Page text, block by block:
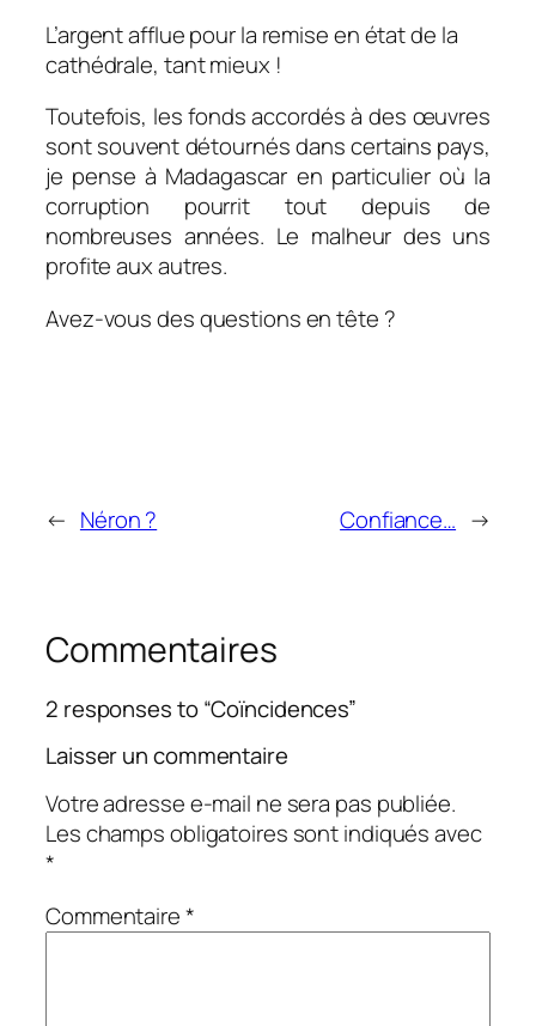
L’argent afflue pour la remise en état de la
cathédrale, tant mieux !
Toutefois, les fonds accordés à des œuvres
sont souvent détournés dans certains pays,
je pense à Madagascar en particulier où la
corruption pourrit tout depuis de
nombreuses années. Le malheur des uns
profite aux autres.
Avez-vous des questions en tête ?
← Néron ? Confiance… →
Commentaires
2 responses to “Coïncidences”
Laisser un commentaire
Votre adresse e-mail ne sera pas publiée.
Les champs obligatoires sont indiqués avec
*
Commentaire*